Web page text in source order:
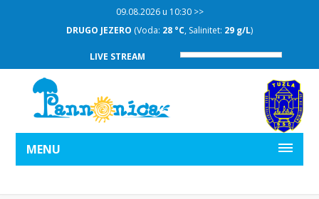
09.08.2026 u 10:30 >>
DRUGO JEZERO (Voda: 28 °C, Salinitet: 29 g/L)
LIVE STREAM
MENU